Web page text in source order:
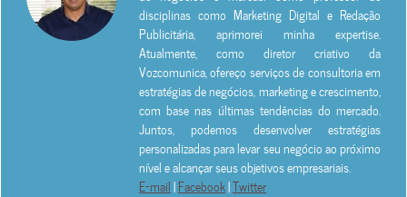
disciplinas como Marketing Digital e Redação
Publicitária, aprimorei minha expertise.
Atualmente, como diretor criativo da
Vozcomunica, ofereço serviços de consultoria em
estratégias de negócios, marketing e crescimento,
com base nas últimas tendências do mercado.
Juntos, podemos desenvolver estratégias
personalizadas para levar seu negócio ao próximo
nível e alcançar seus objetivos empresariais.
E-mail|Facebook|Twitter